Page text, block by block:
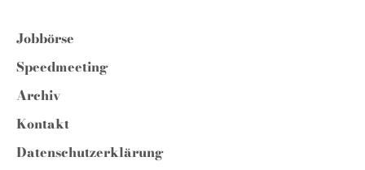
Jobbörse
Speedmeeting
Archiv
Kontakt
Datenschutzerklärung